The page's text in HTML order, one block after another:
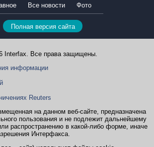
Все новости Фото
Полная версия сайта
Interfax. Все права защищены.
информации
Reuters
на данном веб-сайте, предназначена
пользования и не подлежит дальнейшему
распространению в какой-либо форме, иначе
Интерфакса.